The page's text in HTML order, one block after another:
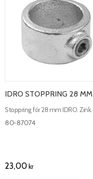
IDRO STOPPRING 28 MM
Stoppring för 28 mm IDRO. Zink.
80-87074
23,00 kr